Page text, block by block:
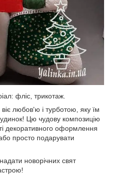
фліс, трикотаж.
віє любов'ю і турботою, яку їм
Цю чудову композицію
декоративного оформлення
просто подарувати
новорічних свят